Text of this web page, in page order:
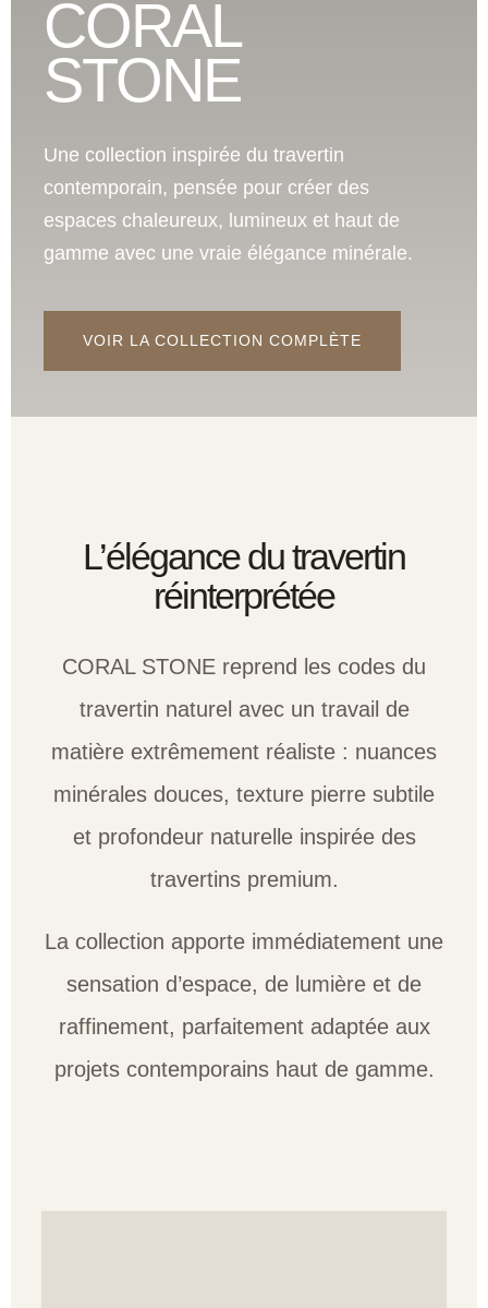
CORAL
STONE
Une collection inspirée du travertin
contemporain, pensée pour créer des
espaces chaleureux, lumineux et haut de
gamme avec une vraie élégance minérale.
VOIR LA COLLECTION COMPLÈTE
L’élégance du travertin
réinterprétée
CORAL STONE reprend les codes du
travertin naturel avec un travail de
matière extrêmement réaliste : nuances
minérales douces, texture pierre subtile
et profondeur naturelle inspirée des
travertins premium.
La collection apporte immédiatement une
sensation d’espace, de lumière et de
raffinement, parfaitement adaptée aux
projets contemporains haut de gamme.